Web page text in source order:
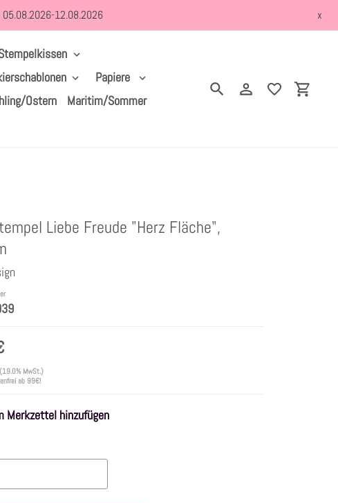
05.08.2026-12.08.2026 x
Papiere
Ostern
Maritim/Sommer
SuchenEinloggen
Liebe Freude "Herz Fläche",
MwSt.)
ab 99€!
Merkzettel hinzufügen